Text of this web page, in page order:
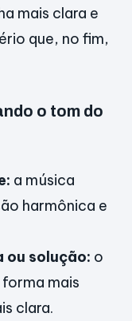
mais clara e
que, no fim,
o tom do
a música
harmônica e
ou solução: o
mais
clara.